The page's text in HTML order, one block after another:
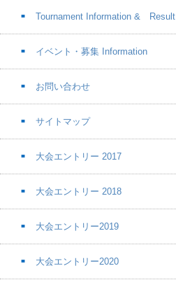
Tournament Information & Result
イベント・募集 Information
お問い合わせ
サイトマップ
大会エントリー 2017
大会エントリー 2018
大会エントリー2019
大会エントリー2020